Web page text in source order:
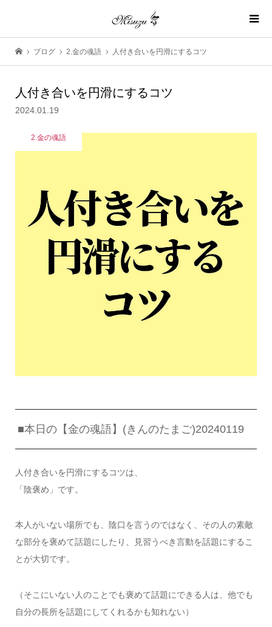
ブログ 2.金の魂語 人付き合いを円滑にするコツ
人付き合いを円滑にするコツ
2024.01.19
2.金の魂語
■本日の【金の魂語】(きんのたまご)20240119
人付き合いを円滑にするコツは、
「陰褒め」です。
本人がいない場所でも、陰口を言うのではなく、その人の素敵
な部分を褒めて話題にしたり、見習うべき言動を話題にするこ
とが大切です。
（そこにいない人のことでも褒めて話題にできる人は、他でも
自分の長所を話題にしてくれるかも知れない）